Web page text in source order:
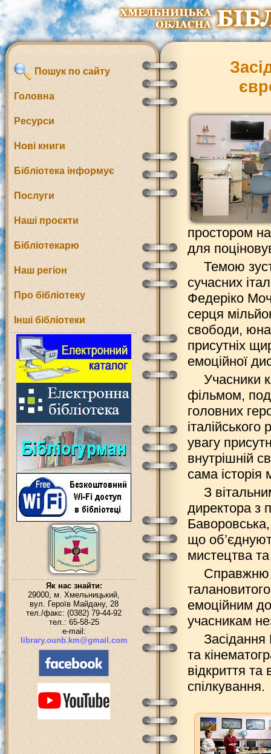
Пошук по сайту
Головна
Ресурси
Нові книги
Бібліотека інформує
Послуги
Наші проєкти
Бібліотекарю
Наш регіон
Про бібліотеку
Інші бібліотеки
Як нас знайти:
29000, м. Хмельницький,
вул. Героїв Майдану, 28
тел./факс: (0382) 79-44-92
тел.: 65-58-25
e-mail:
library.ounb.km@gmail.com
простором
для
Темою
сучасних
Федеріко
серця
свободи,
присутніх
емоційної
Учасники
фільмом,
головних
увагу
внутрішній
сама історія
З
директора з
що
мистецтва
Справжню
емоційним
учасникам
та
відкриття та
спілкування.